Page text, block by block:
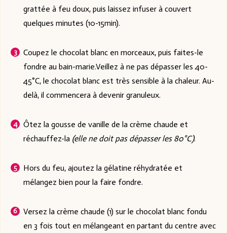
grattée à feu doux, puis laissez infuser à couvert
quelques minutes (10-15min).
Coupez le chocolat blanc en morceaux, puis faites-le
fondre au bain-marie.Veillez à ne pas dépasser les 40-
45°C, le chocolat blanc est très sensible à la chaleur. Au-
delà, il commencera à devenir granuleux.
Ôtez la gousse de vanille de la crème chaude et
réchauffez-la (elle ne doit pas dépasser les 80°C).
Hors du feu, ajoutez la gélatine réhydratée et
mélangez bien pour la faire fondre.
Versez la crème chaude (1) sur le chocolat blanc fondu
en 3 fois tout en mélangeant en partant du centre avec